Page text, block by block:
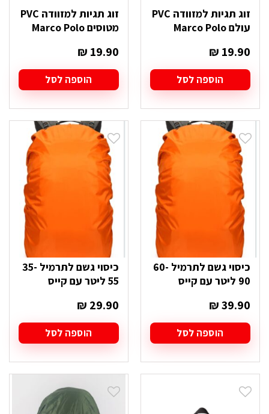
זוג תגיות למזוודה PVC
עולם Marco Polo
₪ 19.90
הוספה לסל
זוג תגיות למזוודה PVC
מטוסים Marco Polo
₪ 19.90
הוספה לסל
כיסוי גשם לתרמיל 60-
90 ליטר עם קייס
₪39.90
הוספה לסל
כיסוי גשם לתרמיל 35-
55 ליטר עם קייס
₪ 29.90
הוספה לסל